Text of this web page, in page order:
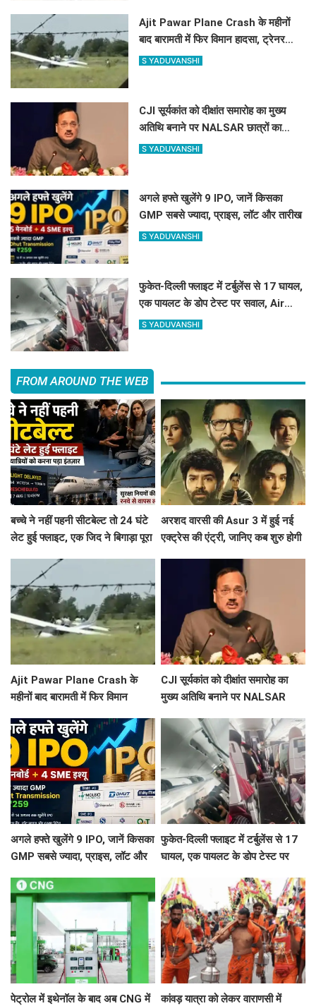
Ajit Pawar Plane Crash के महीनों
बाद बारामती में फिर विमान हादसा, ट्रेनर
एयरक्राफ्ट क्रैश, पायलट सेफ
S YADUVANSHI
CJI सूर्यकांत को दीक्षांत समारोह का मुख्य
अतिथि बनाने पर NALSAR छात्रों का
विरोध, जानिए क्या है वजह
S YADUVANSHI
अगले हफ्ते खुलेंगे 9 IPO, जानें किसका
GMP सबसे ज्यादा, प्राइस, लॉट और तारीख
S YADUVANSHI
फुकेत-दिल्ली फ्लाइट में टर्बुलेंस से 17 घायल,
एक पायलट के डोप टेस्ट पर सवाल, Air
India ने क्या कहा?
S YADUVANSHI
FROM AROUND THE WEB
बच्चे ने नहीं पहनी सीटबेल्ट तो 24 घंटे
लेट हुई फ्लाइट, एक जिद ने बिगाड़ा पूरा
अरशद वारसी की Asur 3 में हुई नई
एक्ट्रेस की एंट्री, जानिए कब शुरु होगी
Ajit Pawar Plane Crash के
महीनों बाद बारामती में फिर विमान
पायलट सेफ
CJI सूर्यकांत को दीक्षांत समारोह का
मुख्य अतिथि बनाने पर NALSAR
अगले हफ्ते खुलेंगे 9 IPO, जानें किसका
GMP सबसे ज्यादा, प्राइस, लॉट और
फुकेत-दिल्ली फ्लाइट में टर्बुलेंस से 17
घायल, एक पायलट के डोप टेस्ट पर
पेट्रोल में इथेनॉल के बाद अब CNG में
कांवड़ यात्रा को लेकर वाराणसी में